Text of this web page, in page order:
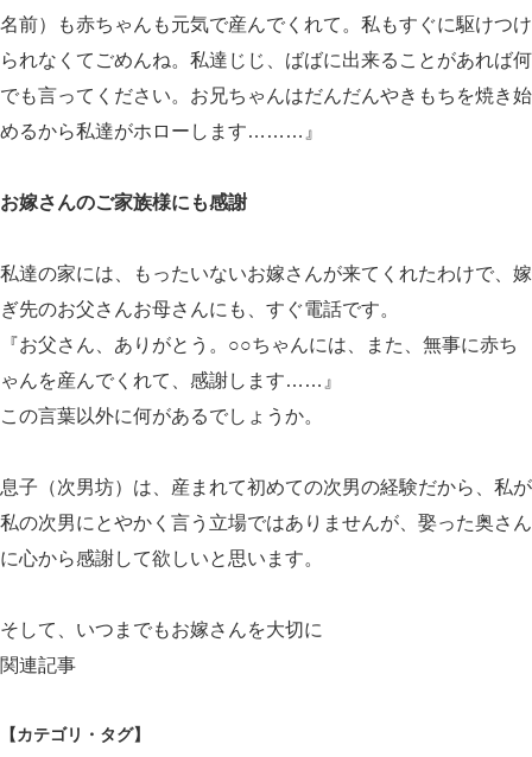
名前）も赤ちゃんも元気で産んでくれて。私もすぐに駆けつけ
られなくてごめんね。私達じじ、ばばに出来ることがあれば何
でも言ってください。お兄ちゃんはだんだんやきもちを焼き始
めるから私達がホローします………』
お嫁さんのご家族様にも感謝
私達の家には、もったいないお嫁さんが来てくれたわけで、嫁
ぎ先のお父さんお母さんにも、すぐ電話です。
『お父さん、ありがとう。○○ちゃんには、また、無事に赤ち
ゃんを産んでくれて、感謝します……』
この言葉以外に何があるでしょうか。
息子（次男坊）は、産まれて初めての次男の経験だから、私が
私の次男にとやかく言う立場ではありませんが、娶った奥さん
に心から感謝して欲しいと思います。
そして、いつまでもお嫁さんを大切に
関連記事
【カテゴリ・タグ】